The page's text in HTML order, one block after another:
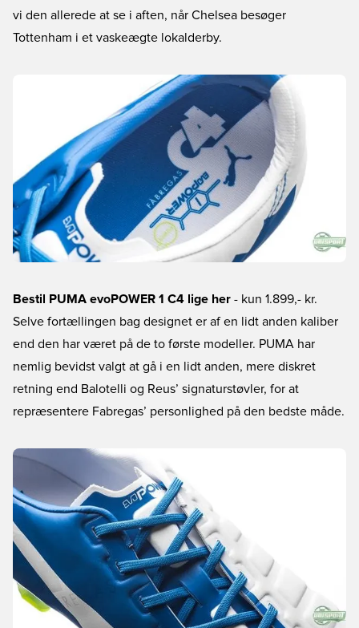
vi den allerede at se i aften, når Chelsea besøger
Tottenham i et vaskeægte lokalderby.
Bestil PUMA evoPOWER 1 C4 lige her - kun 1.899,- kr.
Selve fortællingen bag designet er af en lidt anden kaliber
end den har været på de to første modeller. PUMA har
nemlig bevidst valgt at gå i en lidt anden, mere diskret
retning end Balotelli og Reus’ signaturstøvler, for at
repræsentere Fabregas’ personlighed på den bedste måde.